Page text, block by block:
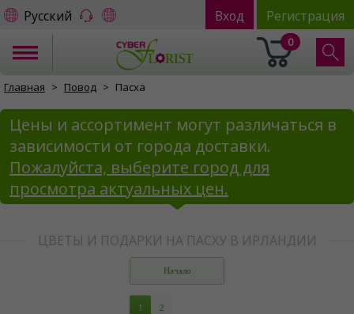
Русский Вход Регистрация
0
Главная Повод Пасха
Цены и ассортимент могут различаться в
зависимости от города доставки.
Пожалуйста, выберите город для
просмотра актуальных цен.
ЦВЕТЫ И ПОДАРКИ НА ПАСХУ В ИРЛАНДИИ
Начало
1 2